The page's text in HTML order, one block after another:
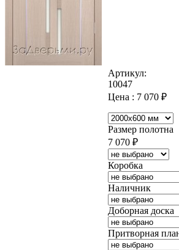
Артикул:
10047
Цена : 7 070 ₽
Размер полотна
7 070 ₽
Коробка
Наличник
Доборная доска
Притворная